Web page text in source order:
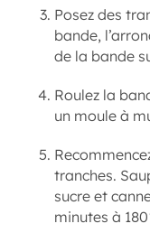
Posez des
bande,
de la bande
Roulez la
un moule à
tranches.
sucre et
minutes à